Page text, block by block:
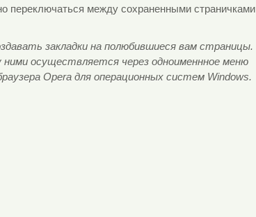
переключаться между сохраненными страничками
закладки на полюбившиеся вам страницы.
ними осуществляется через одноименнное меню
Opera для операционных систем Windows.